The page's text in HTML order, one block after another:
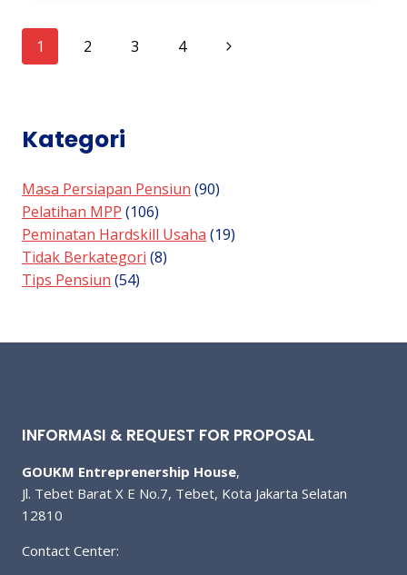
Page
1 2 3 4
Next
Kategori
Masa Persiapan Pensiun (90)
Pelatihan MPP (106)
Peminatan Hardskill Usaha (19)
Tidak Berkategori (8)
Tips Pensiun (54)
INFORMASI & REQUEST FOR PROPOSAL
GOUKM Entreprenership House,
Jl. Tebet Barat X E No.7, Tebet, Kota Jakarta Selatan
12810
Contact Center: